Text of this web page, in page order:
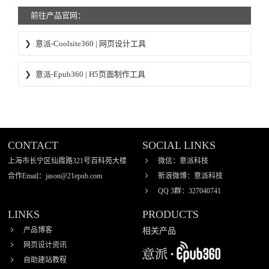
前往产品官网：
意派-Coolsite360 | 网页设计工具
具
意派-Epub360 | H5页面制作工具
CONTACT
上海市长宁区仙霞路321号百科苑大楼
合作Email：jason@21epub.com
SOCIAL LINKS
微信：意派科技
新浪微博：意派科技
QQ 3群：327040741
LINKS
产品博客
网页设计资讯
自助建站教程
PRODUCTS
相关产品